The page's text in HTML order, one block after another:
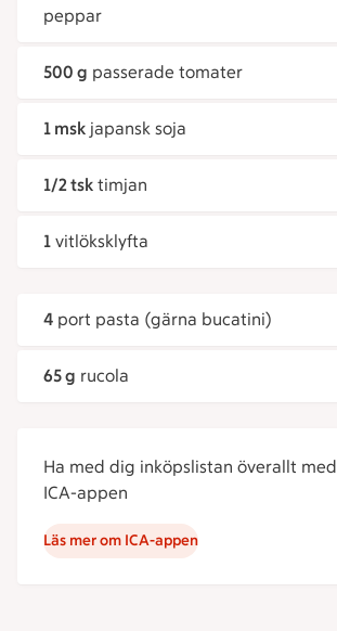
peppar
500 g passerade tomater
1 msk japansk soja
1/2 tsk timjan
1 vitlöksklyfta
4 port pasta (gärna bucatini)
65 g rucola
Ha med dig inköpslistan överallt med
ICA-appen
Läs mer om ICA-appen